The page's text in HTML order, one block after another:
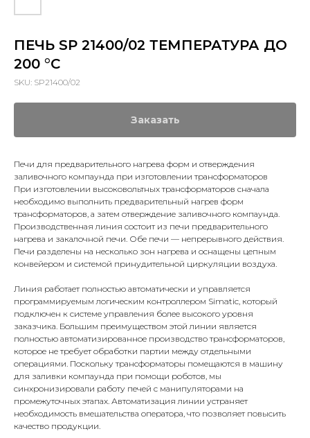
ПЕЧЬ SP 21400/02 ТЕМПЕРАТУРА ДО
200 °C
SKU: SP21400/02
Заказать
Печи для предварительного нагрева форм и отверждения
заливочного компаунда при изготовлении трансформаторов
При изготовлении высоковольтных трансформаторов сначала
необходимо выполнить предварительный нагрев форм
трансформаторов, а затем отверждение заливочного компаунда.
Производственная линия состоит из печи предварительного
нагрева и закалочной печи. Обе печи — непрерывного действия.
Печи разделены на несколько зон нагрева и оснащены цепным
конвейером и системой принудительной циркуляции воздуха.
Линия работает полностью автоматически и управляется
программируемым логическим контроллером Simatic, который
подключен к системе управления более высокого уровня
заказчика. Большим преимуществом этой линии является
полностью автоматизированное производство трансформаторов,
которое не требует обработки партии между отдельными
операциями. Поскольку трансформаторы помещаются в машину
для заливки компаунда при помощи роботов, мы
синхронизировали работу печей с манипуляторами на
промежуточных этапах. Автоматизация линии устраняет
необходимость вмешательства оператора, что позволяет повысить
качество продукции.